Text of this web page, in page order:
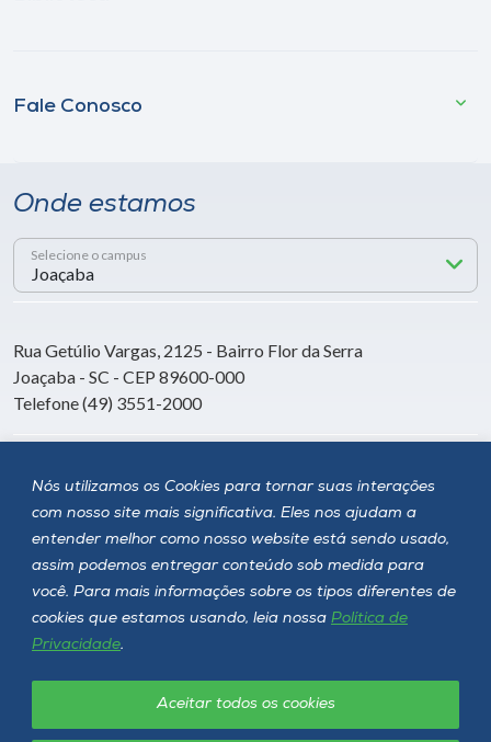
Nós utilizamos os Cookies para tornar suas interações
com nosso site mais significativa. Eles nos ajudam a
entender melhor como nosso website está sendo usado,
assim podemos entregar conteúdo sob medida para
você. Para mais informações sobre os tipos diferentes de
cookies que estamos usando, leia nossa Política de
Privacidade.
Aceitar todos os cookies
Fale Conosco
Onde estamos
Selecione o campus
Rua Getúlio Vargas, 2125 - Bairro Flor da Serra
Joaçaba - SC - CEP 89600-000
Telefone (49) 3551-2000
Siga a Unoesc
Política de privacidade LGPD